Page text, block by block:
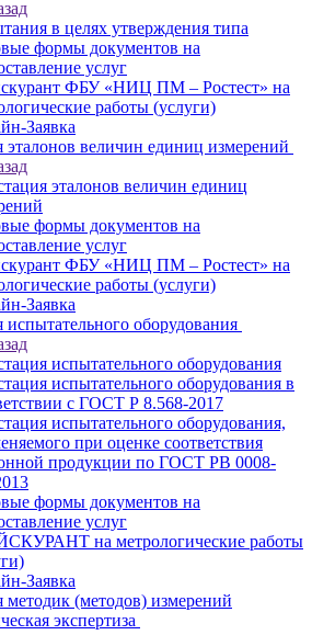
в целях утверждения типа
формы документов на
услуг
ФБУ «НИЦ ПМ – Ростест» на
работы (услуги)
Заявка
эталонов величин единиц измерений
эталонов величин единиц
формы документов на
услуг
ФБУ «НИЦ ПМ – Ростест» на
работы (услуги)
Заявка
испытательного оборудования
испытательного оборудования
испытательного оборудования в
с ГОСТ Р 8.568-2017
испытательного оборудования,
при оценке соответствия
продукции по ГОСТ РВ 0008-
формы документов на
услуг
на метрологические работы
Заявка
методик (методов) измерений
экспертиза